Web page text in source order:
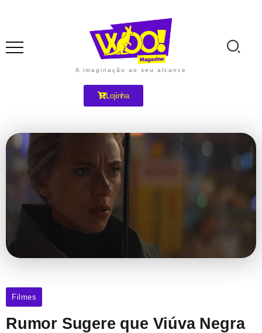
A imaginação ao seu alcance
Lojinha
Filmes
Rumor Sugere que Viúva Negra